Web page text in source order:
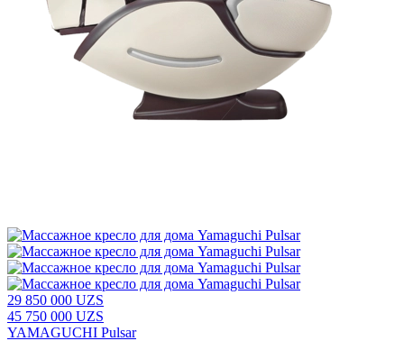
29 850 000 UZS
45 750 000 UZS
YAMAGUCHI Pulsar